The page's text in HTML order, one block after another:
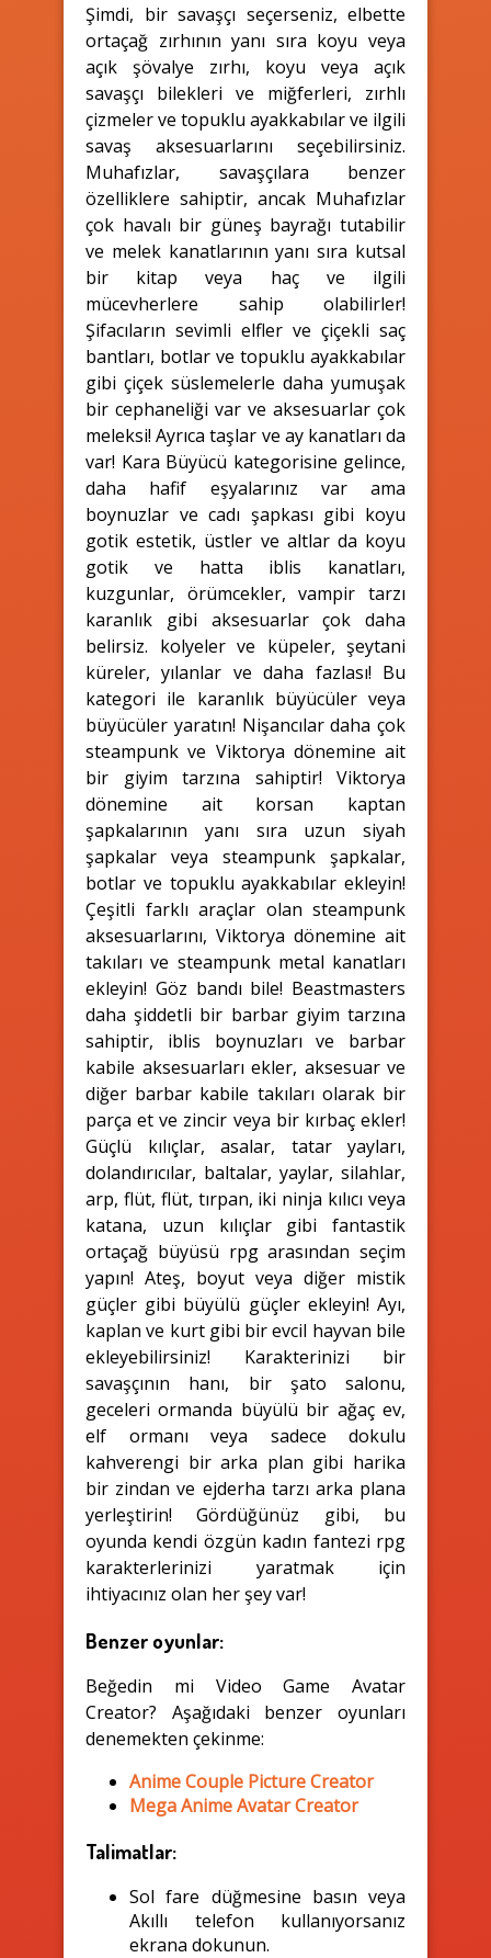
Şimdi, bir savaşçı seçerseniz, elbette
ortaçağ zırhının yanı sıra koyu veya
açık şövalye zırhı, koyu veya açık
savaşçı bilekleri ve miğferleri, zırhlı
çizmeler ve topuklu ayakkabılar ve ilgili
savaş aksesuarlarını seçebilirsiniz.
Muhafızlar, savaşçılara benzer
özelliklere sahiptir, ancak Muhafızlar
çok havalı bir güneş bayrağı tutabilir
ve melek kanatlarının yanı sıra kutsal
bir kitap veya haç ve ilgili
mücevherlere sahip olabilirler!
Şifacıların sevimli elfler ve çiçekli saç
bantları, botlar ve topuklu ayakkabılar
gibi çiçek süslemelerle daha yumuşak
bir cephaneliği var ve aksesuarlar çok
meleksi! Ayrıca taşlar ve ay kanatları da
var! Kara Büyücü kategorisine gelince,
daha hafif eşyalarınız var ama
boynuzlar ve cadı şapkası gibi koyu
gotik estetik, üstler ve altlar da koyu
gotik ve hatta iblis kanatları,
kuzgunlar, örümcekler, vampir tarzı
karanlık gibi aksesuarlar çok daha
belirsiz. kolyeler ve küpeler, şeytani
küreler, yılanlar ve daha fazlası! Bu
kategori ile karanlık büyücüler veya
büyücüler yaratın! Nişancılar daha çok
steampunk ve Viktorya dönemine ait
bir giyim tarzına sahiptir! Viktorya
dönemine ait korsan kaptan
şapkalarının yanı sıra uzun siyah
şapkalar veya steampunk şapkalar,
botlar ve topuklu ayakkabılar ekleyin!
Çeşitli farklı araçlar olan steampunk
aksesuarlarını, Viktorya dönemine ait
takıları ve steampunk metal kanatları
ekleyin! Göz bandı bile! Beastmasters
daha şiddetli bir barbar giyim tarzına
sahiptir, iblis boynuzları ve barbar
kabile aksesuarları ekler, aksesuar ve
diğer barbar kabile takıları olarak bir
parça et ve zincir veya bir kırbaç ekler!
Güçlü kılıçlar, asalar, tatar yayları,
dolandırıcılar, baltalar, yaylar, silahlar,
arp, flüt, flüt, tırpan, iki ninja kılıcı veya
katana, uzun kılıçlar gibi fantastik
ortaçağ büyüsü rpg arasından seçim
yapın! Ateş, boyut veya diğer mistik
güçler gibi büyülü güçler ekleyin! Ayı,
kaplan ve kurt gibi bir evcil hayvan bile
ekleyebilirsiniz! Karakterinizi bir
savaşçının hanı, bir şato salonu,
geceleri ormanda büyülü bir ağaç ev,
elf ormanı veya sadece dokulu
kahverengi bir arka plan gibi harika
bir zindan ve ejderha tarzı arka plana
yerleştirin! Gördüğünüz gibi, bu
oyunda kendi özgün kadın fantezi rpg
karakterlerinizi yaratmak için
ihtiyacınız olan her şey var!
Benzer oyunlar:
Beğedin mi Video Game Avatar
Creator? Aşağıdaki benzer oyunları
denemekten çekinme:
Anime Couple Picture Creator
Mega Anime Avatar Creator
Talimatlar:
Sol fare düğmesine basın veya
Akıllı telefon kullanıyorsanız
ekrana dokunun.